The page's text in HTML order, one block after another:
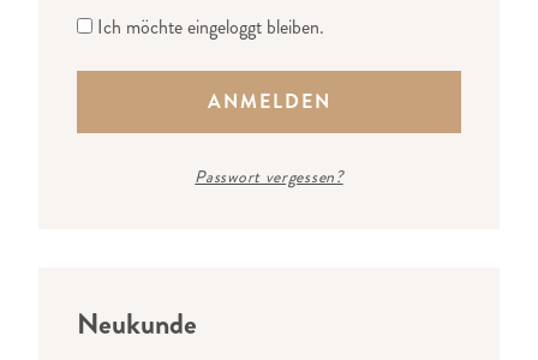
Ich möchte eingeloggt bleiben.
Passwort vergessen?
Neukunde